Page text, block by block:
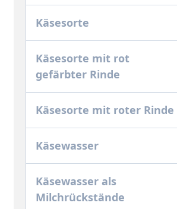
Käsesorte
Käsesorte mit rot
gefärbter Rinde
Käsesorte mit roter Rinde
Käsewasser
Käsewasser als
Milchrückstände